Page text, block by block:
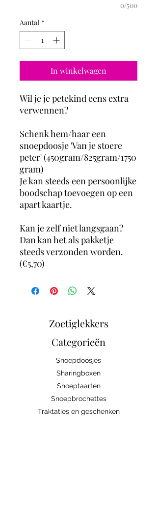
0/500
Aantal *
In winkelwagen
Wil je je petekind eens extra
verwennen?
Schenk hem/haar een
snoepdoosje 'Van je stoere
peter' (450gram/825gram/1750
gram)
Je kan steeds een persoonlijke
boodschap toevoegen op een
apart kaartje.
Kan je zelf niet langsgaan?
Dan kan het als pakketje
steeds verzonden worden.
(€5,70)
Zoetiglekkers
Categorieën
Snoepdoosjes
Sharingboxen
Snoeptaarten
Snoepbrochettes
Traktaties en geschenken